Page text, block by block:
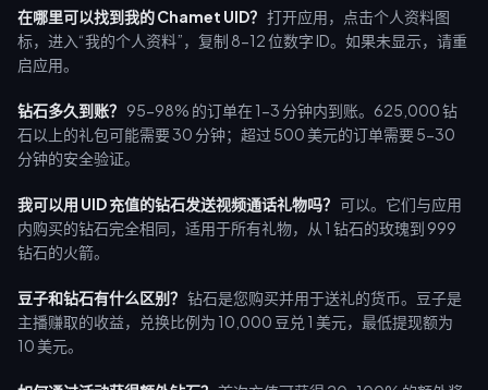
在哪里可以找到我的 Chamet UID？ 打开应用，点击个人资料图
标，进入“我的个人资料”，复制 8-12 位数字 ID。如果未显示，请重
启应用。
钻石多久到账？ 95-98% 的订单在 1-3 分钟内到账。625,000 钻
石以上的礼包可能需要 30 分钟；超过 500 美元的订单需要 5-30
分钟的安全验证。
我可以用 UID 充值的钻石发送视频通话礼物吗？ 可以。它们与应用
内购买的钻石完全相同，适用于所有礼物，从 1 钻石的玫瑰到 999
钻石的火箭。
豆子和钻石有什么区别？ 钻石是您购买并用于送礼的货币。豆子是
主播赚取的收益，兑换比例为 10,000 豆兑 1 美元，最低提现额为
10 美元。